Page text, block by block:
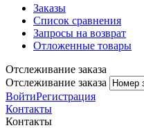
Заказы
Список сравнения
Запросы на возврат
Отложенные товары
Отслеживание заказа
Отслеживание заказа
ВойтиРегистрация
Контакты
Контакты